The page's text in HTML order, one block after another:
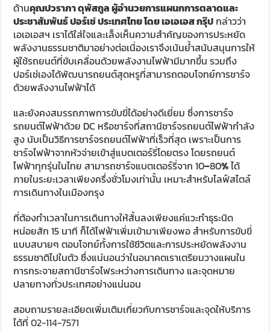
ด้านคุณปวราภา ดุพัสกูล ผู้อำนวยการแผนกการตลาดและ
ประชาสัมพันธ์ ปอร์เช่ ประเทศไทย โดย เอเอเอส กรุ๊ปกล่าวว่า
เอเอเอสฯ เราได้ใส่ใจและเล็งเห็นความสำคัญของการประหยัด
พลังงานธรรมชาติมาอย่างต่อเนื่องเราจึงเน้นย้ำสนับสนุนการให้
ผู้ใช้รถยนต์ที่ขับเคลื่อนด้วยพลังงานไฟฟ้ามีมากขึ้น รวมถึง
ปอร์เช่เองได้พัฒนารถยนต์สุดหรูที่สามารถตอบโจทย์การชาร์จ
ด้วยพลังงานไฟฟ้าได้
และยังคงสมรรถภาพการขับขี่ได้อย่างดีเยี่ยม ซึ่งการชาร์จ
รถยนต์ไฟฟ้าด้วย DC หรือชาร์จที่สถานีชาร์จรถยนต์ไฟฟ้ากำลัง
สูง นับเป็นวิธีการชาร์จรถยนต์ไฟฟ้าที่เร็วที่สุด เพราะเป็นการ
ชาร์จไฟฟ้าจากหัวจ่ายเข้าสู่แบตเตอร์รี่โดยตรง โดยรถยนต์
ไฟฟ้าทุกรุ่นในไทย สามารถชาร์จแบตเตอร์รี่จาก 10–80%ได้
ภายในระยะเวลาเพียงครึ่งชั่วโมงเท่านั้น เหมาะสำหรับไลฟ์สไตล์
การเดินทางในเมืองกรุง
ที่ต้องทำเวลาในการเดินทางให้สั้นลงเพียงแค่แวะทำธุระนิด
หน่อยสัก 15 นาที ก็ได้ไฟฟ้าเพิ่มเข้ามาเพียงพอ สำหรับการขับขี่
แบบสบายๆ ตอบโจทย์ทั้งการใช้ชีวิตและการประหยัดพลังงาน
ธรรมชาติไปในตัว ซึ่งแน่นอนว่าในอนาคตเราเตรียมวางแผนใน
การกระจายสถานีชาร์จไฟระหว่างการเดินทาง และจุดหมาย
ปลายทางทั่วประเทศอย่างแน่นอน
สอบถามรายละเอียดเพิ่มเติมเกี่ยวกับการชาร์จและจุดให้บริการ
ได้ที่02-114-7571